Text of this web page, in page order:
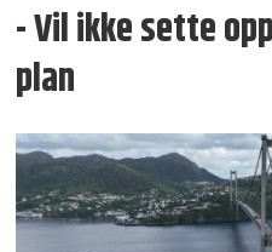
- Vil ikke sette
plan